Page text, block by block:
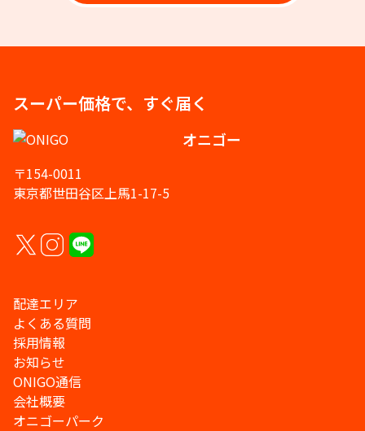
スーパー価格で、すぐ届く
オニゴー
〒154-0011
東京都世田谷区上馬1-17-5
配達エリア
よくある質問
採用情報
お知らせ
ONIGO通信
会社概要
オニゴーパーク